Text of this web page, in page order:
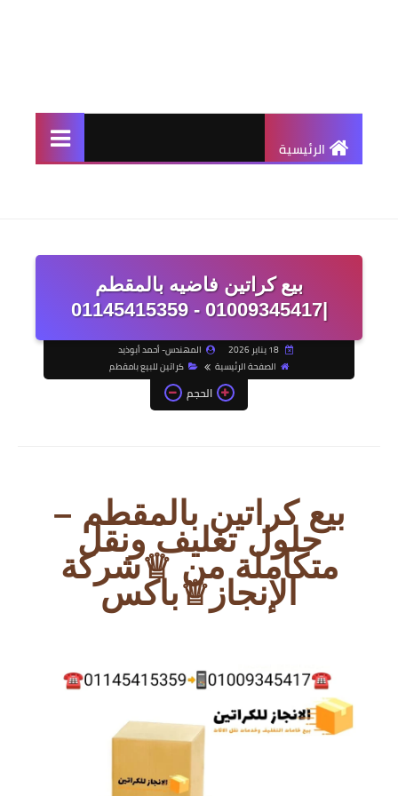
الرئيسية
بيع كراتين فاضيه بالمقطم
|01009345417 - 01145415359
18 يناير 2026
المهندس- أحمد أبوذيد
الصفحة الرئيسية
كراتين للبيع بامقطم
الحجم
بيع كراتين بالمقطم –
حلول تغليف ونقل
متكاملة من ♕شركة
الإنجاز♕باكس